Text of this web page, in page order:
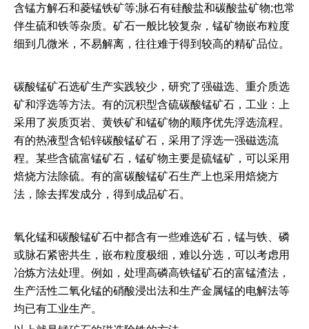
含锰方解石和菱锰铁矿等;脉石有硅酸盐和碳酸盐矿物;也常
伴生硫和铁等杂质。矿石一般比较复杂，锰矿物嵌布粒度
细到几微米，不易解离，往往难于得到较高的精矿品位。
碳酸锰矿石选矿生产实践较少，研究了强磁选、重介质选
矿和浮选等方法。有的沉积型含硫碳酸锰矿石，工业：上
采用了炭质页岩、黄铁矿和锰矿物的顺序优先浮选流程。
有的热液型含铅锌碳酸锰矿石，采用了浮选一强磁选流
程。某些含硫富锰矿石，锰矿物主要是硫锰矿，可以采用
焙烧方法除硫。有的富碳酸锰矿石生产上也采用焙烧方
法，除去挥发成分，得到成品矿石。
氧化锰和碳酸锰矿石中都含有一些难选矿石，锰与铁、磷
或脉石紧密共生，嵌布粒度极细，难以分选，可以考虑用
冶炼方法处理。例如，处理高磷高铁锰矿石的富锰渣法，
生产活性二氧化锰的硝酸浸出法和生产金属锰的电解法等
均已有工业生产。